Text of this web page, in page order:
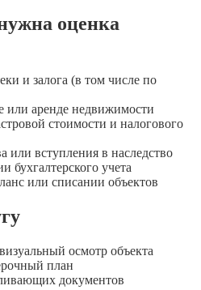
оценка
и залога (в том числе по
или аренде недвижимости
стоимости и налогового
или вступления в наследство
бухгалтерского учета
или списании объектов
осмотр объекта
план
документов